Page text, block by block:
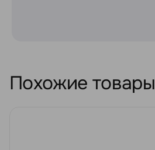
Похожие товары